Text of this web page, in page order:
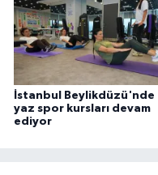
İstanbul Beylikdüzü'nde
yaz spor kursları devam
ediyor